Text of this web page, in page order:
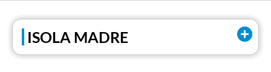
ISOLA MADRE